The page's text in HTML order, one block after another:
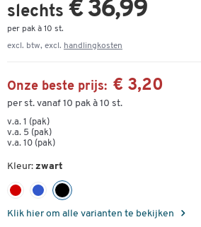
slechts € 36,99
per pak à 10 st.
excl. btw, excl. handlingkosten
Onze beste prijs: € 3,20
per st. vanaf 10 pak à 10 st.
v.a. 1 (pak)
v.a. 5 (pak)
v.a. 10 (pak)
Kleur: zwart
Klik hier om alle varianten te bekijken